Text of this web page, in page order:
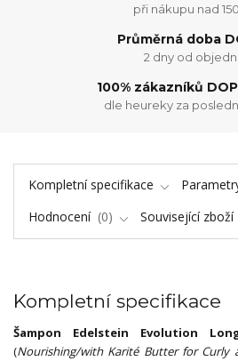
při nákupu nad
Průměrná doba
2 dny od
100% zákazníků
dle heureky za
Kompletní specifikace
Hodnocení
0 Související zboží
Kompletní specifikace
Šampon Edelstein Evolution
(Nourishing/with Karité Butter for Curly